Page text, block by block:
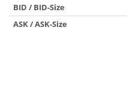
BID / BID-Size
ASK / ASK-Size